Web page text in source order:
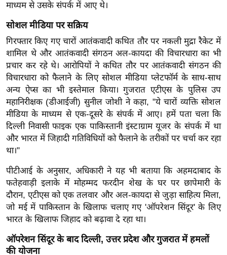
i
n
N
e
w
s
ला
इ
फ
स्टा
इ
ल
टे
क्नॉ
लॉ
जी
ब्यू
टी
माध्यम से उसके संपर्क में आए थे।
सोशल मीडिया पर सक्रिय
गिरफ्तार किए गए चारों आतंकवादी कथित तौर पर नकली मुद्रा रैकेट में
शामिल थे और आतंकवादी संगठन अल-कायदा की विचारधारा का भी
प्रचार कर रहे थे। आरोपियों ने कथित तौर पर आतंकवादी संगठन की
विचारधारा को फैलाने के लिए सोशल मीडिया प्लेटफॉर्म के साथ-साथ
अन्य ऐप्स का भी इस्तेमाल किया। गुजरात एटीएस के पुलिस उप
महानिरीक्षक (डीआईजी) सुनील जोशी ने कहा, "ये चारों व्यक्ति सोशल
मीडिया के माध्यम से एक-दूसरे के संपर्क में आए। हमें पता चला कि
दिल्ली निवासी फाइक एक पाकिस्तानी इंस्टाग्राम यूजर के संपर्क में था
और भारत में जिहादी गतिविधियों को फैलाने के तरीकों पर चर्चा कर रहा
था।"
पीटीआई के अनुसार, अधिकारी ने यह भी बताया कि अहमदाबाद के
फतेहवाड़ी इलाके में मोहम्मद फरदीन शेख के घर पर छापेमारी के
दौरान, एटीएस को एक तलवार और अल-कायदा से जुड़ा साहित्य मिला,
जो मई में पाकिस्तान के खिलाफ चलाए गए 'ऑपरेशन सिंदूर' के लिए
भारत के खिलाफ जिहाद को बढ़ावा दे रहा था।
ऑपरेशन सिंदूर के बाद दिल्ली, उत्तर प्रदेश और गुजरात में हमलों
की योजना